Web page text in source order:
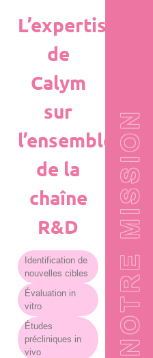
L’expertise
de
Calym
sur
l’ensemble
de la
chaîne
R&D
Identification de
nouvelles cibles
Évaluation in
vitro
Études
précliniques in
vivo
NOTRE MISSION